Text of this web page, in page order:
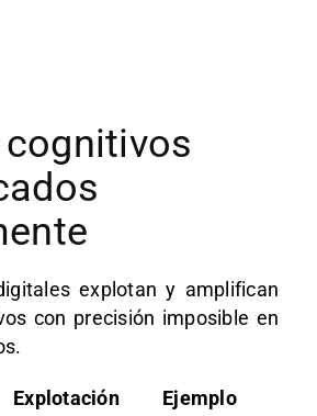
explotan y amplifican
con precisión imposible en
Explotación
Ejemplo